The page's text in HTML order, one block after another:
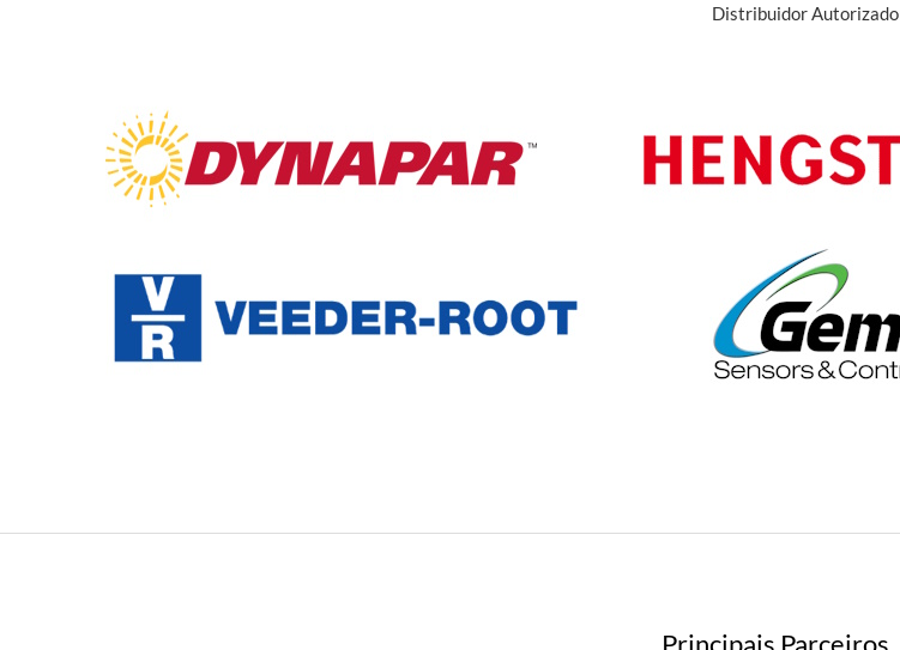
Distribuidor Autorizado
Principais Parceiros